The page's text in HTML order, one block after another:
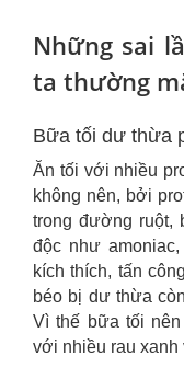
Những sai
ta thường
Bữa tối dư thừa
Ăn tối với nhiều
không nên, bởi
trong đường ruột,
độc như
kích thích, tấn
béo bị dư thừa
Vì thế bữa tối
với nhiều rau xanh